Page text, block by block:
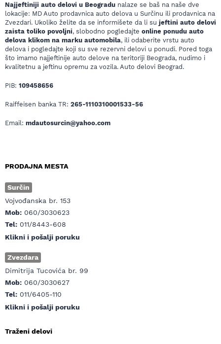
Najjeftiniji auto delovi u Beogradu nalaze se baš na naše dve
lokacije: MD Auto prodavnica auto delova u Surčinu ili prodavnica na
Zvezdari. Ukoliko želite da se informišete da li su jeftini auto delovi
zaista toliko povoljni, slobodno pogledajte online ponudu auto
delova klikom na marku automobila, ili odaberite vrstu auto
delova i pogledajte koji su sve rezervni delovi u ponudi. Pored toga
što imamo najjeftinije auto delove na teritoriji Beograda, nudimo i
kvalitetnu a jeftinu opremu za vozila. Auto delovi Beograd.
PIB: 109458656
Raiffeisen banka TR: 265-1110310001533-56
Email: mdautosurcin@yahoo.com
PRODAJNA MESTA
Surčin
Vojvođanska br. 153
Mob: 060/3030623
Tel: 011/8443-608
Klikni i pošalji poruku
Zvezdara
Dimitrija Tucovića br. 99
Mob: 060/3030627
Tel: 011/6405-110
Klikni i pošalji poruku
Traženi delovi